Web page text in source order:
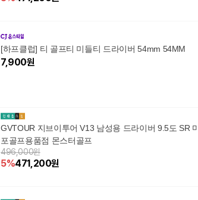
[하프클럽] 티 골프티 미들티 드라이버 54mm 54MM
7,900원
GVTOUR 지브이투어 V13 남성용 드라이버 9.5도 SR
포골프용품점 몬스터골프
496,000원
5%471,200원